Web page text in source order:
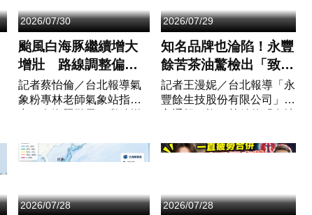
2026/07/30
颱風白海豚繼續增大
增壯 路線調整偏西
行進不確定性大
記者蔡怡倫／台北報導氣
象粉專林老師氣象站指
測。（圖／翻攝林老師氣
象站）根據中央氣象署今
2026/07/29
知名品牌也淪陷！永豐
餘苦茶油驚檢出「致癌
物苯駢芘超標」 急回
收近千瓶、預防性下架
記者王漫妮／台北報導「永
豐餘生技股份有限公司」自
駢芘。繼「連淨苦茶油」驚
2026/07/28 2026/07/28